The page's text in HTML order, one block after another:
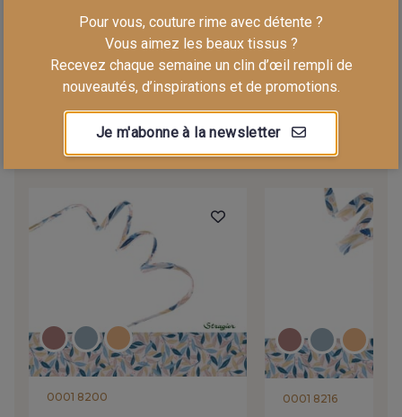
LES RUBANS ET GALONS ASSORTIS
0001 8200 0001 8216
Pour vous, couture rime avec détente ?
Vous aimez les beaux tissus ?
Recevez chaque semaine un clin d’œil rempli de
nouveautés, d’inspirations et de promotions.
Je m'abonne à la newsletter